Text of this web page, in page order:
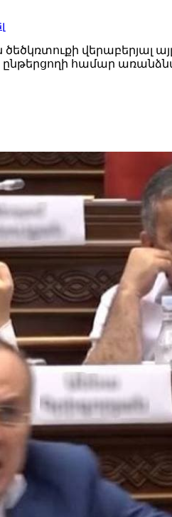
վերաբերյալ
ընթերցողի համար